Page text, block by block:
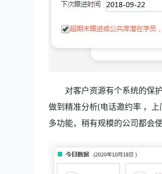
对客户资源有个系统的保
做到精准分析(电话邀约率 ，
多功能，稍有规模的公司都会